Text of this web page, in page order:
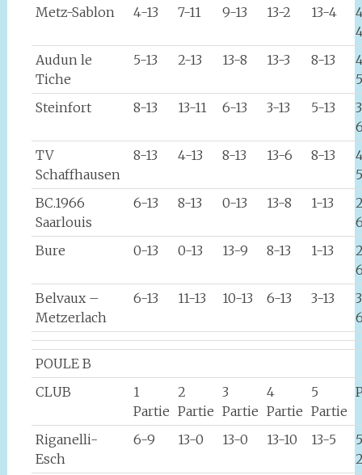
Metz-Sablon
4-13 7-11 9-13 13-2 13-4
Audun le
Tiche
5-13 2-13 13-8 13-3 8-13
Steinfort
8-13 13-11 6-13 3-13 5-13
TV
Schaffhausen
8-13 4-13 8-13 13-6 8-13
BC.1966
Saarlouis
6-13 8-13 0-13 13-8 1-13
Bure
0-13 0-13 13-9 8-13 1-13
Belvaux –
Metzerlach
6-13 11-13 10-13 6-13 3-13
POULE B
CLUB
1
Partie
2
Partie
3
Partie
4
Partie
5
Partie
Riganelli-
Esch
6-9 13-0 13-0 13-10 13-5